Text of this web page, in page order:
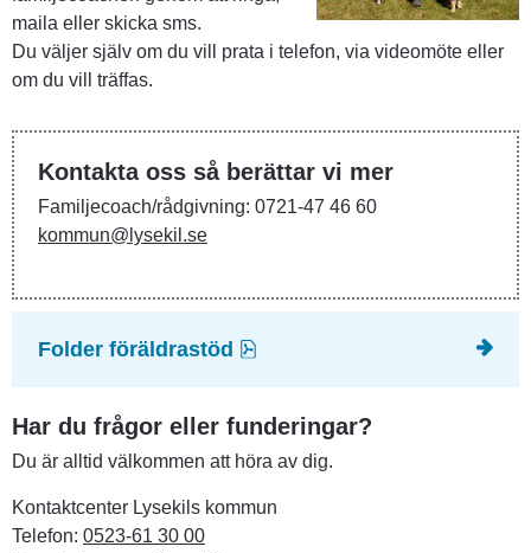
maila eller skicka sms.
Du väljer själv om du vill prata i telefon, via videomöte eller
om du vill träffas.
Kontakta oss så berättar vi mer
Familjecoach/rådgivning: 0721-47 46 60
kommun@lysekil.se
Folder föräldrastöd
Har du frågor eller funderingar?
Du är alltid välkommen att höra av dig.
Kontaktcenter Lysekils kommun
Telefon: 0523-61 30 00